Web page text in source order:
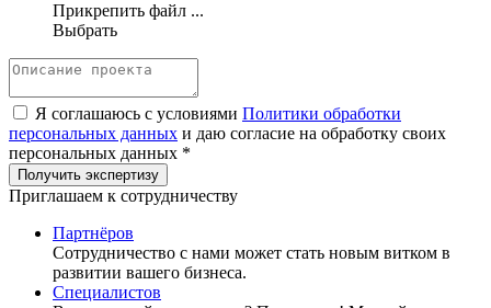
Прикрепить файл ...
Выбрать
Я соглашаюсь с условиями Политики обработки
персональных данных и даю согласие на обработку своих
персональных данных *
Приглашаем к сотрудничеству
Партнёров
Сотрудничество c нами может стать новым витком в
развитии вашего бизнеса.
Специалистов